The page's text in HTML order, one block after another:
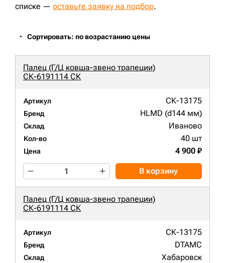
списке — оставьте заявку на подбор.
Сортировать: по возрастанию цены
Палец (Г/Ц ковша-звено трапеции)
СК-6191114 СК
Артикул СК-13175
Бренд HLMD (d144 мм)
Склад Иваново
Кол-во 40 шт
Цена 4 900 ₽
В корзину
Палец (Г/Ц ковша-звено трапеции)
СК-6191114 СК
Артикул СК-13175
Бренд DTAMC
Склад Хабаровск